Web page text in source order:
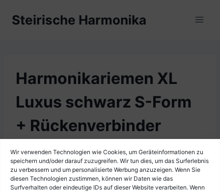
Wir verwenden Technologien wie Cookies, um Geräteinformationen zu
speichern und/oder darauf zuzugreifen. Wir tun dies, um das Surferlebnis
zu verbessern und um personalisierte Werbung anzuzeigen. Wenn Sie
diesen Technologien zustimmen, können wir Daten wie das
Surfverhalten oder eindeutige IDs auf dieser Website verarbeiten. Wenn
InhaltSteirische Harmonika
Harmonikariemen XL
Luxus schwarz S-Form
+ Rückenverbinder